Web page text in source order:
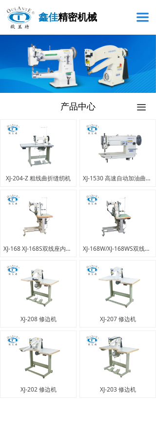
끀
鑫佳精密机械
끀
产品中心
XJ-204-Z 粗线曲折缝纫机 XJ-1530 高速自动加油曲折缝纫机
XJ-168 XJ-168S双线座内线机 XJ-168W/XJ-168WS双线座式内线机
XJ-208 修边机 XJ-207 修边机
XJ-202 修边机 XJ-203 修边机